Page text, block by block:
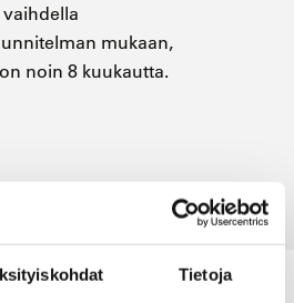
Tietoja
mukaan,
noin 8 kuukautta.